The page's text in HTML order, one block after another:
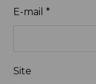
E-mail*
Site